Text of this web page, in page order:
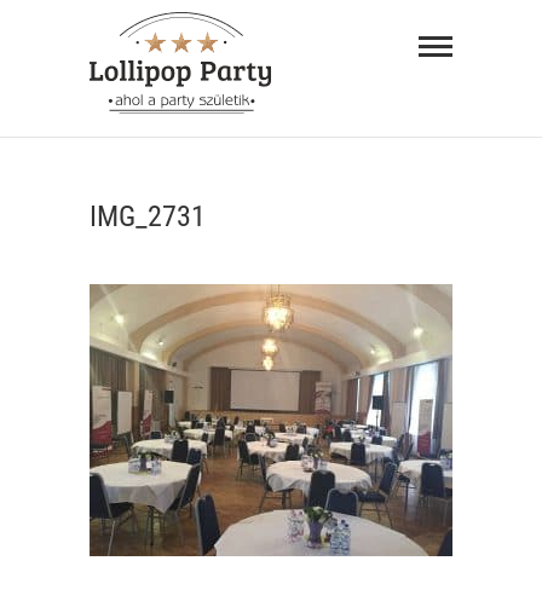
ahol a
"AHOL A PARTY SZÜLETIK"
IMG_2731